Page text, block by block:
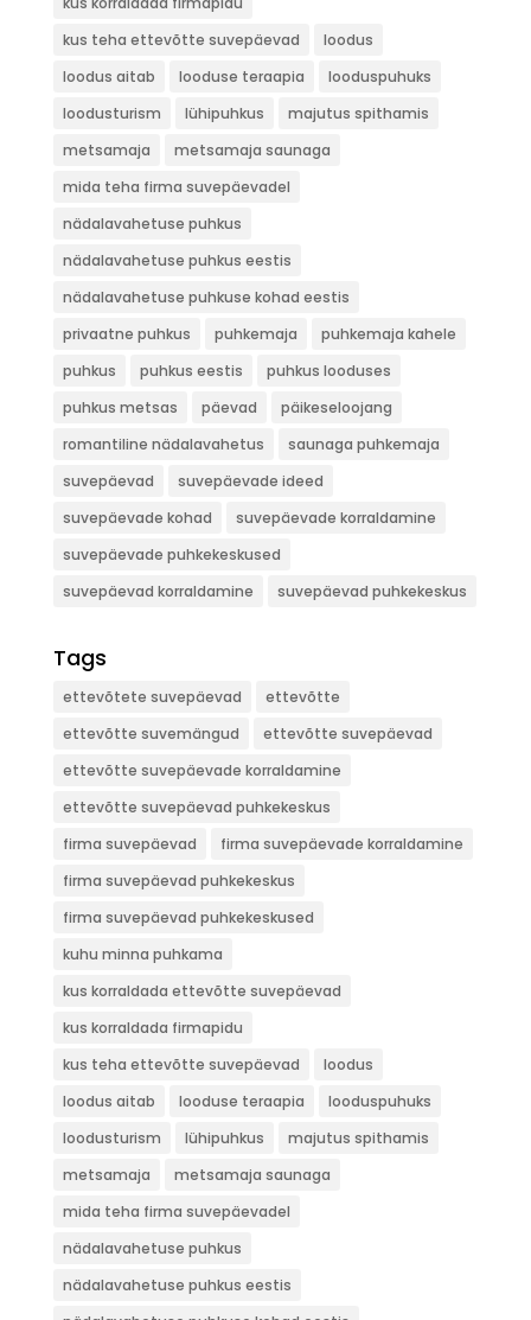
kus teha ettevõtte suvepäevad
loodus
loodus aitab
looduse teraapia
looduspuhuks
loodusturism
lühipuhkus
majutus spithamis
metsamaja
metsamaja saunaga
mida teha firma suvepäevadel
nädalavahetuse puhkus
nädalavahetuse puhkus eestis
nädalavahetuse puhkuse kohad eestis
privaatne puhkus
puhkemaja
puhkemaja kahele
puhkus
puhkus eestis
puhkus looduses
puhkus metsas
päevad
päikeseloojang
romantiline nädalavahetus
saunaga puhkemaja
suvepäevad
suvepäevade ideed
suvepäevade kohad
suvepäevade korraldamine
suvepäevade puhkekeskused
suvepäevad korraldamine
suvepäevad puhkekeskus
Tags
ettevõtete suvepäevad
ettevõtte
ettevõtte suvemängud
ettevõtte suvepäevad
ettevõtte suvepäevade korraldamine
ettevõtte suvepäevad puhkekeskus
firma suvepäevad
firma suvepäevade korraldamine
firma suvepäevad puhkekeskus
firma suvepäevad puhkekeskused
kuhu minna puhkama
kus korraldada ettevõtte suvepäevad
kus korraldada firmapidu
kus teha ettevõtte suvepäevad
loodus
loodus aitab
looduse teraapia
looduspuhuks
loodusturism
lühipuhkus
majutus spithamis
metsamaja
metsamaja saunaga
mida teha firma suvepäevadel
nädalavahetuse puhkus
nädalavahetuse puhkus eestis